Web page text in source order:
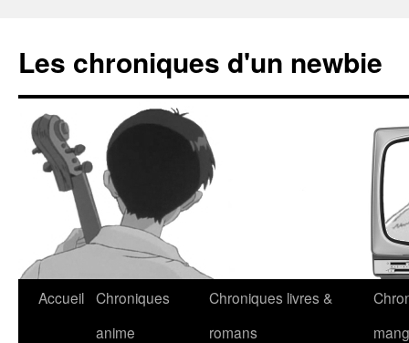
Les chroniques d'un newbie
Accueil Chroniques
anime
Chroniques livres &
romans